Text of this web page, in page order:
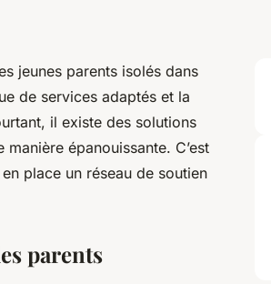
jeunes parents isolés dans
de services adaptés et la
il existe des solutions
épanouissante. C’est
place un réseau de soutien
parents